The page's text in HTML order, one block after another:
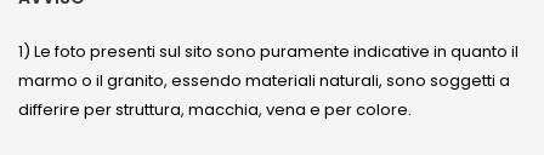
1) Le foto presenti sul sito sono puramente indicative in quanto il
marmo o il granito, essendo materiali naturali, sono soggetti a
differire per struttura, macchia, vena e per colore.